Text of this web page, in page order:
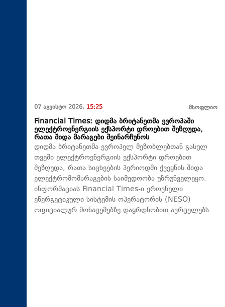
07 აგვისტო 2026, 15:25 მსოფლიო
Financial Times: დიდმა ბრიტანეთმა ევროპაში
ელექტროენერგიის ექსპორტი დროებით შეზღუდა,
რათა შიდა მარაგები შეინარჩუნოს
დიდმა ბრიტანეთმა ევროპელ მეზობლებთან გასულ
თვეში ელექტროენერგიის ექსპორტი დროებით
შეზღუდა, რათა სიცხეების პერიოდში ქვეყნის შიდა
ელექტრომომარაგების საიმედოობა უზრუნველეყო.
ინფორმაციას Financial Times-ი ეროვნული
ენერგეტიკული სისტემის ოპერატორის (NESO)
ოფიციალურ მონაცემებზე დაყრდნობით ავრცელებს.